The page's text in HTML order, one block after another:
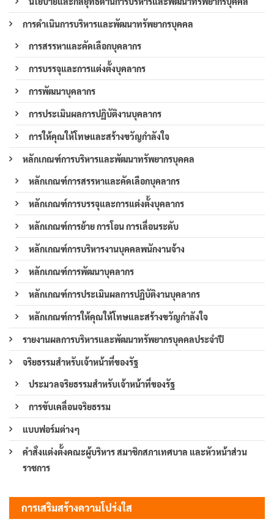
การดำเนินการบริหารและพัฒนาทรัพยากรบุคคล
การสรรหาและคัดเลือกบุคลากร
การบรรจุและการแต่งตั้งบุคลากร
การพัฒนาบุคลากร
การประเมินผลการปฏิบัติงานบุคลากร
การให้คุณให้โทษและสร้างขวัญกำลังใจ
หลักเกณฑ์การบริหารและพัฒนาทรัพยากรบุคคล
หลักเกณฑ์การสรรหาและคัดเลือกบุคลากร
หลักเกณฑ์การบรรจุและการแต่งตั้งบุคลากร
หลักเกณฑ์การย้าย การโอน การเลื่อนระดับ
หลักเกณฑ์การบริหารงานบุคคลพนักงานจ้าง
หลักเกณฑ์การพัฒนาบุคลากร
หลักเกณฑ์การประเมินผลการปฏิบัติงานบุคลากร
หลักเกณฑ์การให้คุณให้โทษและสร้างขวัญกำลังใจ
รายงานผลการบริหารและพัฒนาทรัพยากรบุคคลประจำปี
จริยธรรมสำหรับเจ้าหน้าที่ของรัฐ
ประมวลจริยธรรมสำหรับเจ้าหน้าที่ของรัฐ
การขับเคลื่อนจริยธรรม
แบบฟอร์มต่างๆ
คำสั่งแต่งตั้งคณะผู้บริหาร สมาชิกสภาเทศบาล และหัวหน้าส่วน
ราชการ
การเสริมสร้างความโปร่งใส